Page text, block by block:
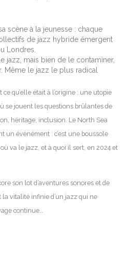
scène à la jeunesse : chaque
de jazz hybride émergent
Londres.
jazz, mais bien de le contaminer,
Même le jazz le plus radical
qu’elle était à l’origine : une utopie
se jouent les questions brûlantes de
héritage, inclusion. Le North Sea
un événément : c’est une boussole
va le jazz, et à quoi il sert, en 2024 et
son lot d’aventures sonores et de
vitalité infinie d’un jazz qui ne
continue…